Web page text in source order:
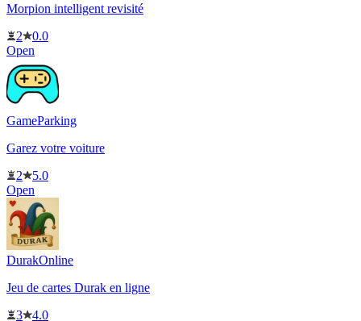
Morpion intelligent revisité
2
0.0
Open
GameParking
Garez votre voiture
2
5.0
Open
DurakOnline
Jeu de cartes Durak en ligne
3
4.0